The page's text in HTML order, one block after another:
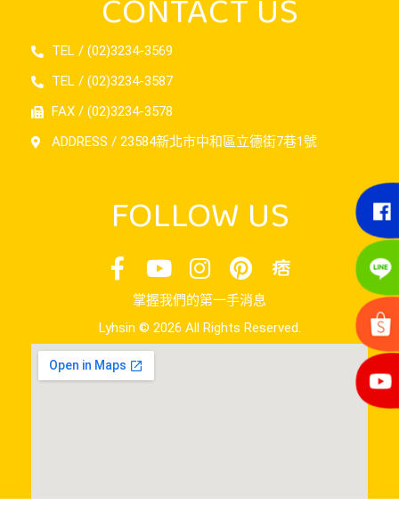
CONTACT US
TEL / (02)3234-3569
TEL / (02)3234-3587
FAX / (02)3234-3578
ADDRESS / 23584新北市中和區立德街7巷1號
FOLLOW US
掌握我們的第一手消息
Lyhsin © 2026 All Rights Reserved.